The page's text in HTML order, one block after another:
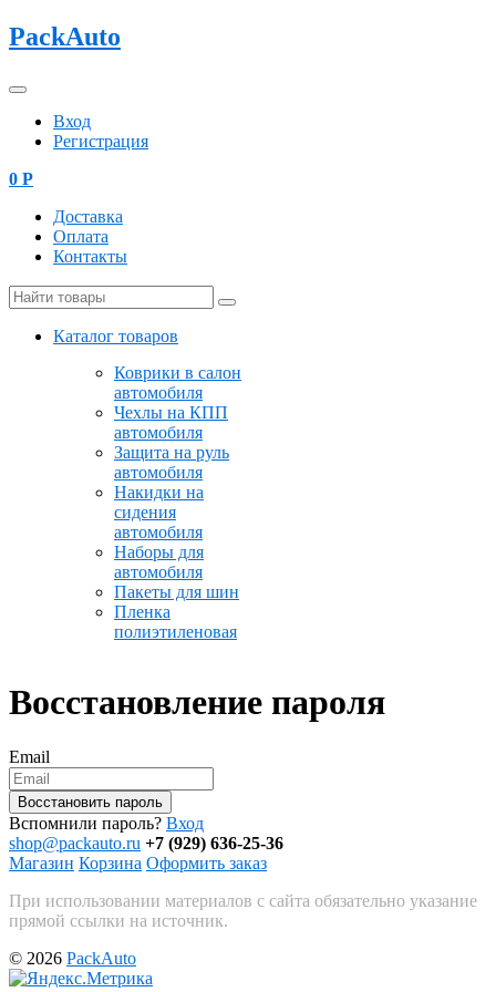
PackAuto
Вход
Регистрация
0 Р
Доставка
Оплата
Контакты
Каталог товаров
Коврики в салон
автомобиля
Чехлы на КПП
автомобиля
Защита на руль
автомобиля
Накидки на
сидения
автомобиля
Наборы для
автомобиля
Пакеты для шин
Пленка
полиэтиленовая
Восстановление пароля
Email
Вспомнили пароль? Вход
shop@packauto.ru +7 (929) 636-25-36
Магазин Корзина Оформить заказ
При использовании материалов с сайта обязательно указание
прямой ссылки на источник.
© 2026 PackAuto